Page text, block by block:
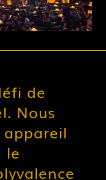
de
Nous
le